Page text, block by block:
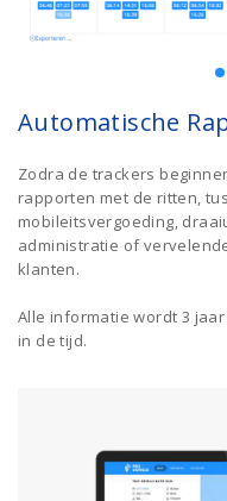
Automatische
Zodra de trackers
rapporten met de ritten,
mobileitsvergoeding,
administratie of
klanten.
Alle informatie wordt 3
in de tijd.